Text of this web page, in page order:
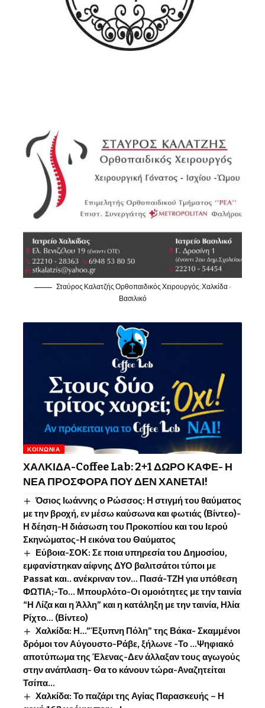
Σταύρος Καλατζής Ορθοπαιδικός Χειρουργός, Χαλκίδα -
Βασιλικό
ΚΟΙΝΩΝΊΑ
ΧΑΛΚΙΔΑ-Coffee Lab: 2+1 ΔΩΡΟ ΚΑΦΕ- Η
ΝΕΑ ΠΡΟΣΦΟΡΑ ΠΟΥ ΔΕΝ ΧΑΝΕΤΑΙ!
Όσιος Ιωάννης o Ρώσσος: Η στιγμή του θαύματος
με την βροχή, εν μέσω καύσωνα και φωτιάς (Βίντεο)-
Η δέηση-Η διάσωση του Προκοπίου και του Ιερού
Σκηνώματος-Η εικόνα του Θαύματος
Εύβοια-ΣΟΚ: Σε ποια υπηρεσία του Δημοσίου,
εμφανίστηκαν αίφνης ΔΥΟ βαλιτσάτοι τύποι με
Passat και.. ανέκριναν τον… Πασά-ΤΖΗ για υπόθεση
ΦΩΤΙΑ;-Το… Μπουρλότο-Οι ομοιότητες με την ταινία
“Η Λίζα και η Άλλη” και η κατάληξη με την ταινία, Ηλία
Ρίχτο… (Βίντεο)
Χαλκίδα: Η…”Έξυπνη Πόλη” της Βάκα- Σκαμμένοι
δρόμοι τον Αύγουστο-Ράβε, ξήλωνε -Το …Ψηφιακό
αποτύπωμα της Έλενας-Δεν άλλαξαν τους αγωγούς
στην ανάπλαση- Θα το κάνουν τώρα-Αναζητείται
Τσίπα…
Χαλκίδα: Το παζάρι της Αγίας Παρασκευής – Η